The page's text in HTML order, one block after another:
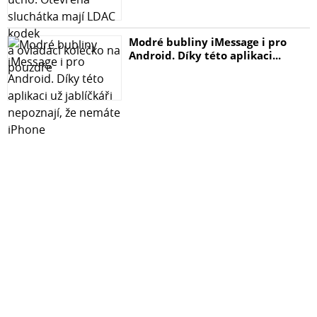
Hadřík na odmaštění displeje Specifikace: 100% zbrusu
nové, vysoce kvalitní tvrzené sklo Ultra tenké, přesně
navržené pro váš telefon Jednoduchá instalace bez
vzduchových bublin Kompletní sada pro instalaci v
balení Tvrdost: 9H Typ skla: 9D
Modré bubliny iMessage i pro
Android. Díky této aplikaci...